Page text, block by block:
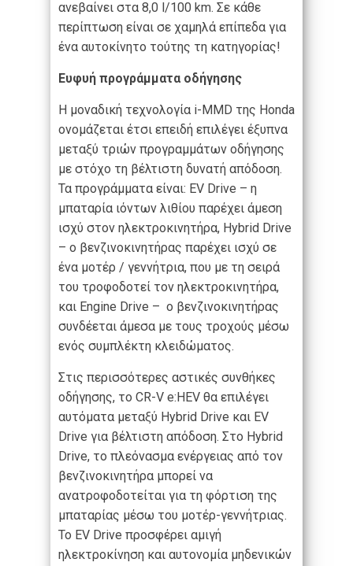
ανεβαίνει στα 8,0 l/100 km. Σε κάθε
περίπτωση είναι σε χαμηλά επίπεδα για
ένα αυτοκίνητο τούτης τη κατηγορίας!
Ευφυή προγράμματα οδήγησης
Η μοναδική τεχνολογία i-MMD της Honda
ονομάζεται έτσι επειδή επιλέγει έξυπνα
μεταξύ τριών προγραμμάτων οδήγησης
με στόχο τη βέλτιστη δυνατή απόδοση.
Τα προγράμματα είναι: EV Drive – η
μπαταρία ιόντων λιθίου παρέχει άμεση
ισχύ στον ηλεκτροκινητήρα, Hybrid Drive
– ο βενζινοκινητήρας παρέχει ισχύ σε
ένα μοτέρ / γεννήτρια, που με τη σειρά
του τροφοδοτεί τον ηλεκτροκινητήρα,
και Engine Drive – ο βενζινοκινητήρας
συνδέεται άμεσα με τους τροχούς μέσω
ενός συμπλέκτη κλειδώματος.
Στις περισσότερες αστικές συνθήκες
οδήγησης, το CR-V e:HEV θα επιλέγει
αυτόματα μεταξύ Hybrid Drive και EV
Drive για βέλτιστη απόδοση. Στο Hybrid
Drive, το πλεόνασμα ενέργειας από τον
βενζινοκινητήρα μπορεί να
ανατροφοδοτείται για τη φόρτιση της
μπαταρίας μέσω του μοτέρ-γεννήτριας.
Το EV Drive προσφέρει αμιγή
ηλεκτροκίνηση και αυτονομία μηδενικών